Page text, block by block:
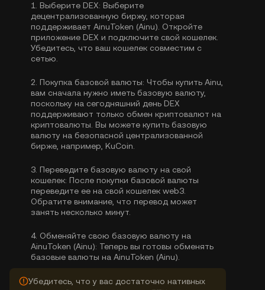
1. Выберите DEX: Выберите
децентрализованную биржу, которая
поддерживает AinuToken (Ainu). Откройте
приложение DEX и подключите свой кошелек.
Убедитесь, что ваш кошелек совместим с
сетью.
2. Покупка базовой валюты: Чтобы купить Ainu,
вам сначала нужно иметь базовую валюту,
поскольку на сегодняшний день DEX
поддерживают только обмен криптовалют на
криптовалюты. Вы можете купить базовую
валюту на безопасной централизованной
бирже, например, KuCoin.
3. Переведите базовую валюту на свой
кошелек: После покупки базовой валюты
переведите ее на свой кошелек web3.
Обратите внимание, что перевод может
занять несколько минут.
4. Обменяйте свою базовую валюту на
AinuToken (Ainu): Теперь вы готовы обменять
базовые валюты на AinuToken (Ainu).
Убедитесь, что у вас достаточно нативных